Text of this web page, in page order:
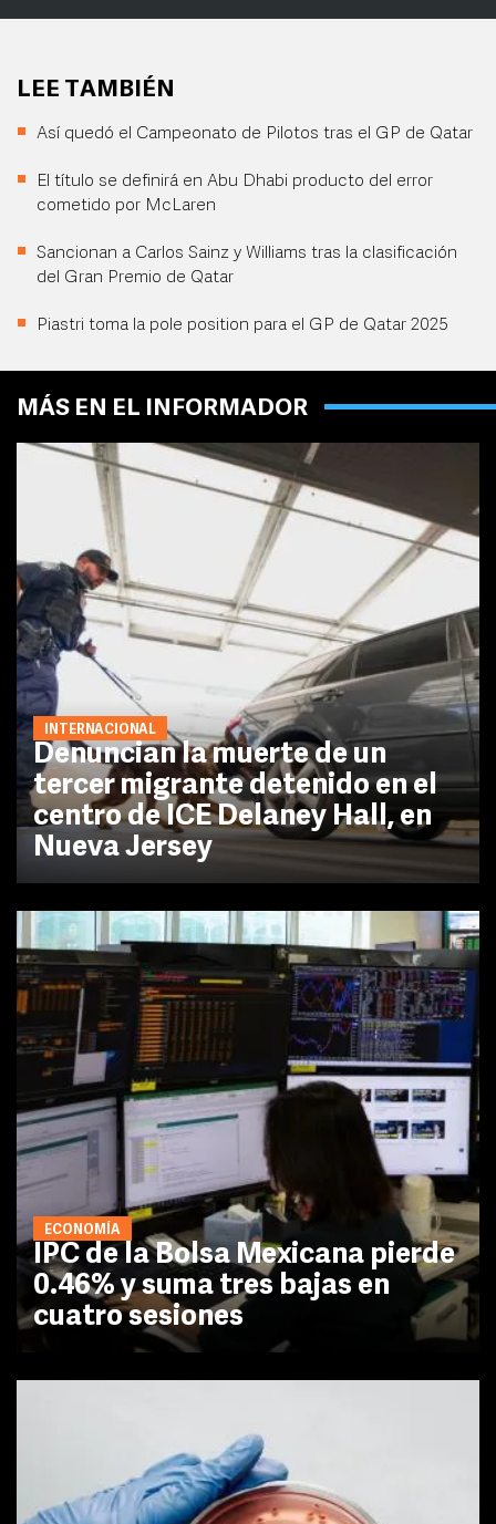
LEE TAMBIÉN
Así quedó el Campeonato de Pilotos tras el GP de Qatar
El título se definirá en Abu Dhabi producto del error
cometido por McLaren
Sancionan a Carlos Sainz y Williams tras la clasificación
del Gran Premio de Qatar
Piastri toma la pole position para el GP de Qatar 2025
MÁS EN EL INFORMADOR
INTERNACIONAL
Denuncian la muerte de un
tercer migrante detenido en el
centro de ICE Delaney Hall, en
Nueva Jersey
ECONOMÍA
IPC de la Bolsa Mexicana pierde
0.46% y suma tres bajas en
cuatro sesiones